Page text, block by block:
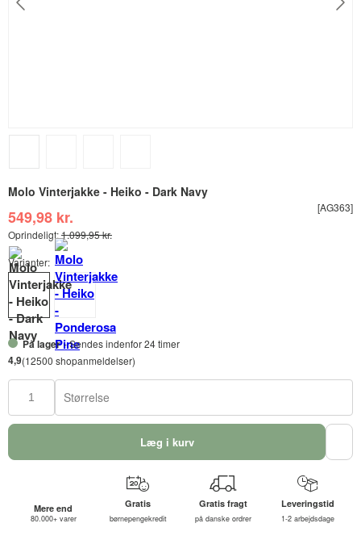
Molo Vinterjakke - Heiko - Dark Navy
[AG363]
549,98 kr.
Oprindeligt:1.099,95 kr.
Varianter:
På lager- Sendes indenfor 24 timer
4,9(12500 shopanmeldelser)
Størrelse
Læg i kurv
Mere end
80.000+ varer
Gratis
børnepengekredit
Gratis fragt
på danske ordrer
Leveringstid
1-2 arbejdsdage